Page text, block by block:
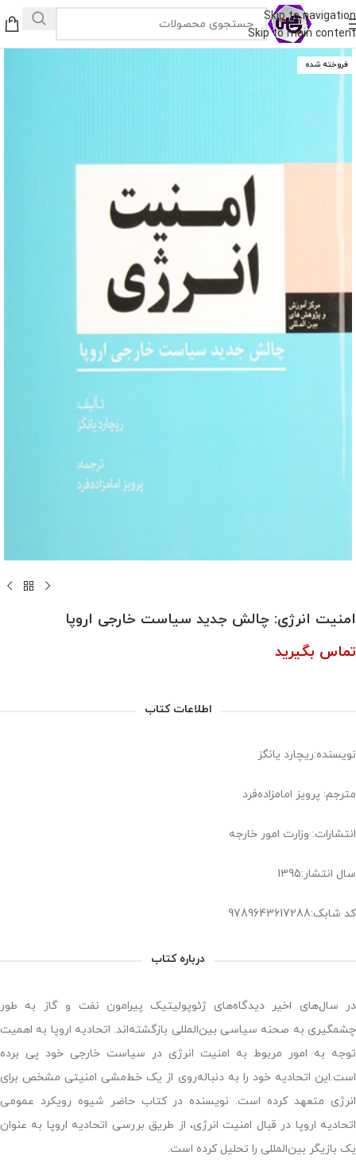
Skip to navigation
Skip to main content
فروخته شده
امنیت انرژی: چالش جدید سیاست خارجی اروپا
تماس بگیرید
اطلاعات کتاب
نویسنده:ریچارد یانگز
مترجم: پرویز امامزاده‌فرد
انتشارات: وزارت امور خارجه
سال انتشار:1395
کد شابک:9789643617288
درباره کتاب
در سال‌های اخیر دیدگاه‌های ژئوپولیتیک پیرامون نفت و گاز به طور
چشمگیری به صحنه سیاسی بین‌المللی بازگشته‌اند. اتحادیه اروپا به اهمیت
توجه به امور مربوط به امنیت انرژی در سیاست خارجی خود پی برده
است.این اتحادیه خود را به دنباله‌روی از یک خط‌مشی امنیتی مشخص برای
انرژی متعهد کرده است. نویسنده در کتاب حاضر شیوه رویکرد عمومی
اتحادیه اروپا در قبال امنیت انرژی، از طریق بررسی اتحادیه اروپا به عنوان
یک بازیگر بین‌المللی را تحلیل کرده است.